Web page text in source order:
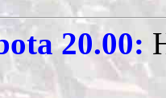
20.00: